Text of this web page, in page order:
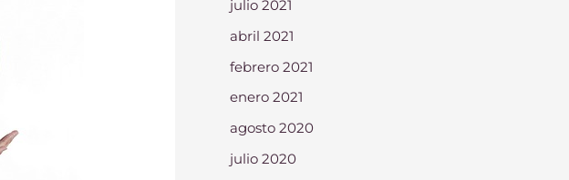
julio 2021
abril 2021
febrero 2021
enero 2021
agosto 2020
julio 2020